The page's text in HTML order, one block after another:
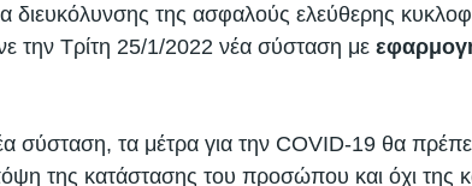
διευκόλυνσης της ασφαλούς ελεύθερης
την Τρίτη 25/1/2022 νέα σύσταση με
σύσταση, τα μέτρα για την COVID-19 θα
της κατάστασης του προσώπου και όχι της